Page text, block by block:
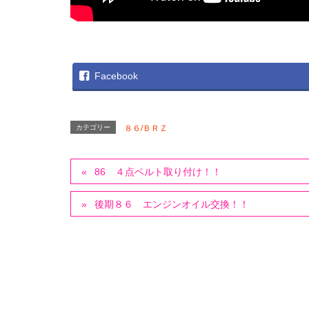
Facebook
カテゴリー ８６/ＢＲＺ
86 ４点ベルト取り付け！！
後期８６ エンジンオイル交換！！